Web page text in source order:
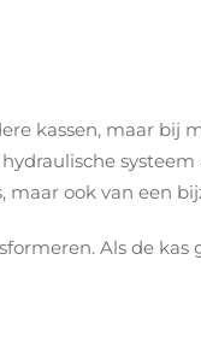
kassen, maar bij
maar ook van een
Als de